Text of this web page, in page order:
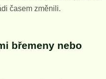
časem změnili.
břemeny nebo